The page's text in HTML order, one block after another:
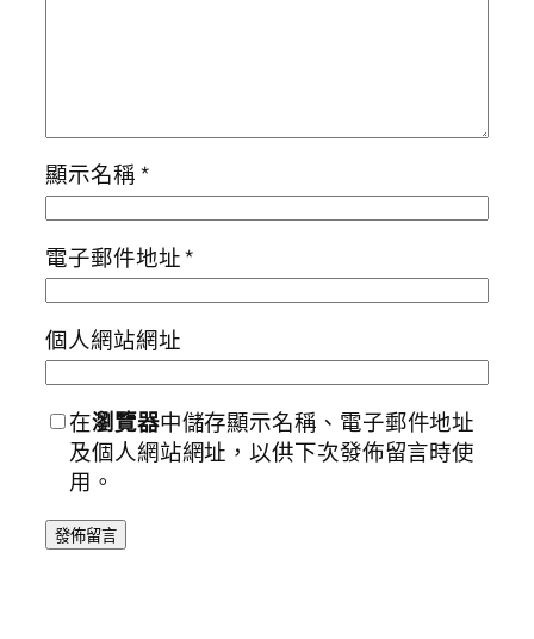
顯示名稱*
電子郵件地址*
個人網站網址
在瀏覽器中儲存顯示名稱、電子郵件地址
及個人網站網址，以供下次發佈留言時使
用。